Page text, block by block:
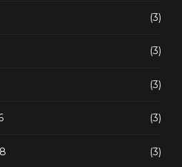
(3)
(3)
(3)
(3)
(3)